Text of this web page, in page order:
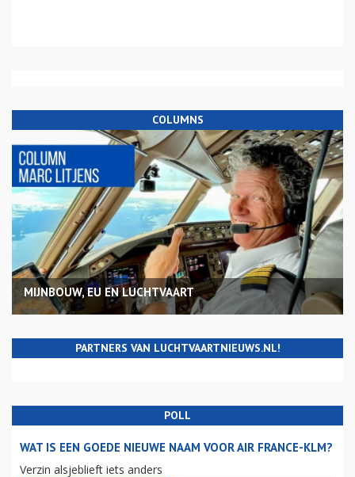
COLUMNS
MIJNBOUW, EU EN LUCHTVAART
PARTNERS VAN LUCHTVAARTNIEUWS.NL!
POLL
WAT IS EEN GOEDE NIEUWE NAAM VOOR AIR FRANCE-KLM?
Verzin alsjeblieft iets anders